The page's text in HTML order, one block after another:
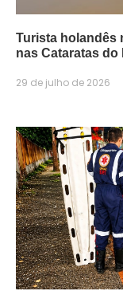
Turista holandês
nas Cataratas do
29 de julho de 2026